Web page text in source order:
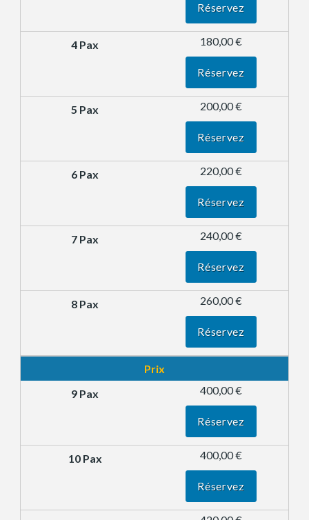
Réservez
180,00 €
Réservez
200,00 €
Réservez
220,00 €
Réservez
240,00 €
Réservez
260,00 €
Réservez
Prix
400,00 €
Réservez
400,00 €
Réservez